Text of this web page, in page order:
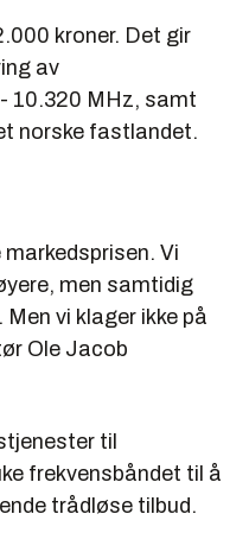
kroner. Det gir
av
10.320 MHz, samt
norske fastlandet.
Vi
men samtidig
vi klager ikke på
Ole Jacob
til
frekvensbåndet til å
trådløse tilbud.